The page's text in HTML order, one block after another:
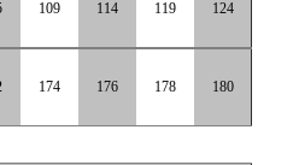
109 114 119 124
174 176 178 180